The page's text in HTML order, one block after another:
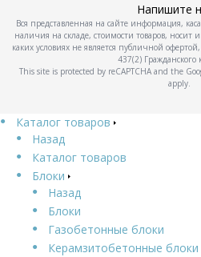
Напишите
Вся представленная на сайте информация,
наличия на складе, стоимости товаров,
каких условиях не является публичной
437(2) Гражданского
This site is protected by reCAPTCHA and the
apply.
Каталог товаров
Назад
Каталог товаров
Блоки
Назад
Блоки
Газобетонные блоки
Керамзитобетонные блоки